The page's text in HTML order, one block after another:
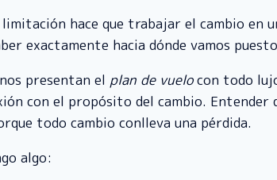
hace que trabajar el cambio en
exactamente hacia dónde vamos
presentan el plan de vuelocon todo
con el propósito del cambio. Entender
todo cambio conlleva una pérdida.
algo: